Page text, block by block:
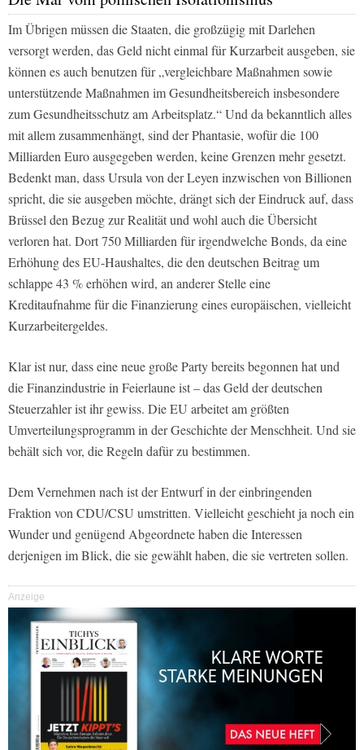
Im Übrigen müssen die Staaten, die großzügig mit Darlehen
versorgt werden, das Geld nicht einmal für Kurzarbeit ausgeben, sie
können es auch benutzen für „vergleichbare Maßnahmen sowie
unterstützende Maßnahmen im Gesundheitsbereich insbesondere
zum Gesundheitsschutz am Arbeitsplatz.“ Und da bekanntlich alles
mit allem zusammenhängt, sind der Phantasie, wofür die 100
Milliarden Euro ausgegeben werden, keine Grenzen mehr gesetzt.
Bedenkt man, dass Ursula von der Leyen inzwischen von Billionen
spricht, die sie ausgeben möchte, drängt sich der Eindruck auf, dass
Brüssel den Bezug zur Realität und wohl auch die Übersicht
verloren hat. Dort 750 Milliarden für irgendwelche Bonds, da eine
Erhöhung des EU-Haushaltes, die den deutschen Beitrag um
schlappe 43 % erhöhen wird, an anderer Stelle eine
Kreditaufnahme für die Finanzierung eines europäischen, vielleicht
Kurzarbeitergeldes.
Klar ist nur, dass eine neue große Party bereits begonnen hat und
die Finanzindustrie in Feierlaune ist – das Geld der deutschen
Steuerzahler ist ihr gewiss. Die EU arbeitet am größten
Umverteilungsprogramm in der Geschichte der Menschheit. Und sie
behält sich vor, die Regeln dafür zu bestimmen.
Dem Vernehmen nach ist der Entwurf in der einbringenden
Fraktion von CDU/CSU umstritten. Vielleicht geschieht ja noch ein
Wunder und genügend Abgeordnete haben die Interessen
derjenigen im Blick, die sie gewählt haben, die sie vertreten sollen.
Anzeige